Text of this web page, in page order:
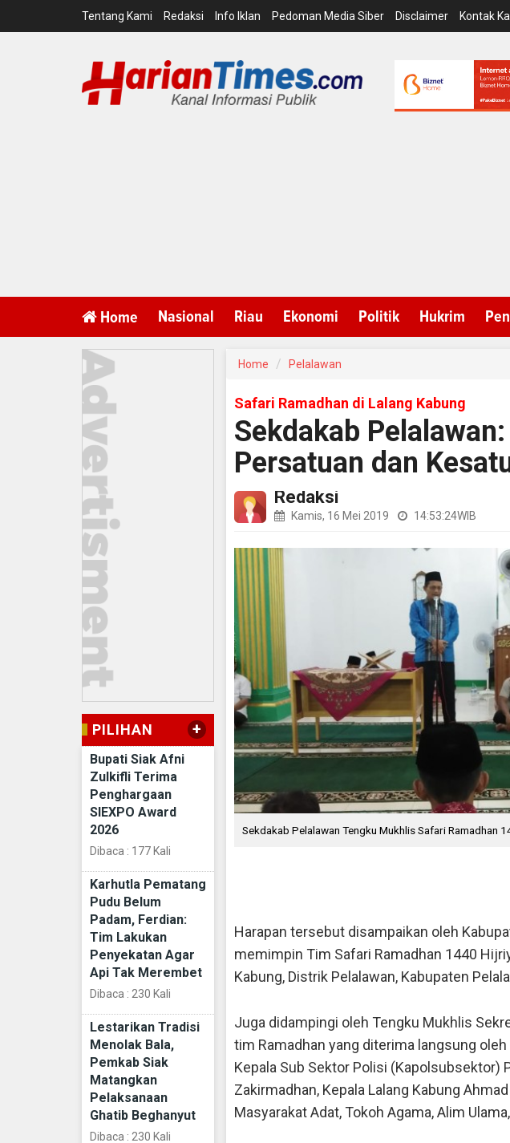
Tentang Kami Redaksi Info Iklan Pedoman Media Siber Disclaimer Kontak
Home Nasional Riau Ekonomi Politik Hukrim
PILIHAN +
Bupati Siak Afni
Zulkifli Terima
Penghargaan
SIEXPO Award
2026
Dibaca : 177 Kali
Karhutla Pematang
Pudu Belum
Padam, Ferdian:
Tim Lakukan
Penyekatan Agar
Api Tak Merembet
Dibaca : 230 Kali
Lestarikan Tradisi
Menolak Bala,
Pemkab Siak
Matangkan
Pelaksanaan
Ghatib Beghanyut
Dibaca : 230 Kali
Home Pelalawan
Safari Ramadhan di Lalang Kabung
Sekdakab
Persatuan dan
Redaksi
Kamis, 16 Mei 2019 14:53:24WIB
Sekdakab Pelalawan Tengku Mukhlis Safari Ramadhan
Harapan tersebut disampaikan oleh
memimpin Tim Safari Ramadhan 1440
Kabung, Distrik Pelalawan, Kabupaten
Juga didampingi oleh Tengku Mukhlis
tim Ramadhan yang diterima langsung
Kepala Sub Sektor Polisi (Kapolsubsektor)
Zakirmadhan, Kepala Lalang Kabung
Masyarakat Adat, Tokoh Agama, Alim